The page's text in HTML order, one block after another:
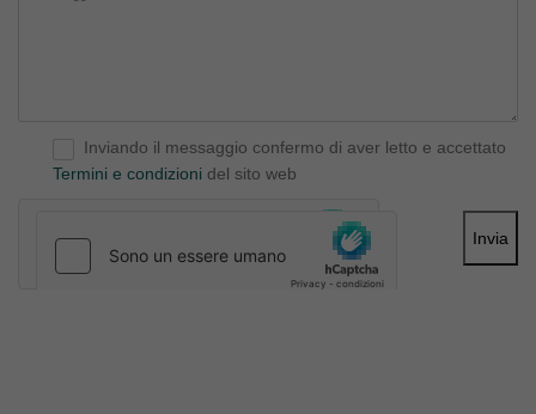
Inviando il messaggio confermo di aver letto e accettato
Termini e condizioni del sito web
Invia